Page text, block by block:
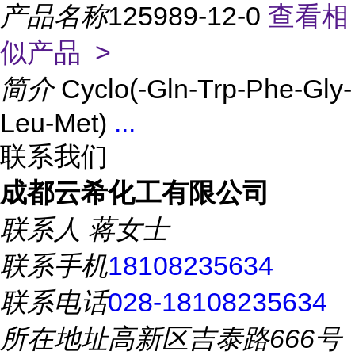
产品名称125989-12-0 查看相
似产品 >
简介 Cyclo(-Gln-Trp-Phe-Gly-
Leu-Met) ...
联系我们
成都云希化工有限公司
联系人 蒋女士
联系手机18108235634
联系电话028-18108235634
所在地址高新区吉泰路666号